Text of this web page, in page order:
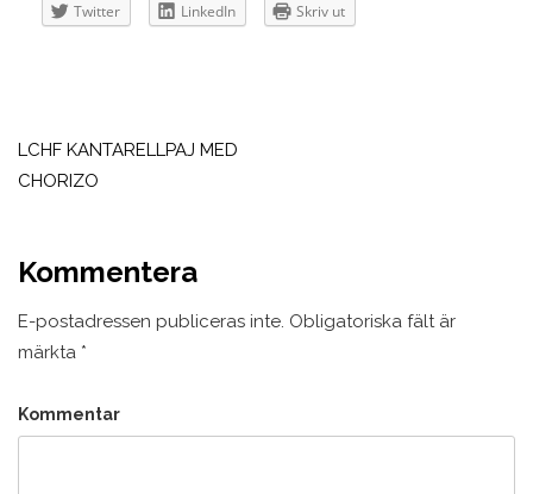
Twitter
LinkedIn Skriv ut
LCHF KANTARELLPAJ MED
CHORIZO
Kommentera
E-postadressen publiceras inte. Obligatoriska fält är
märkta *
Kommentar